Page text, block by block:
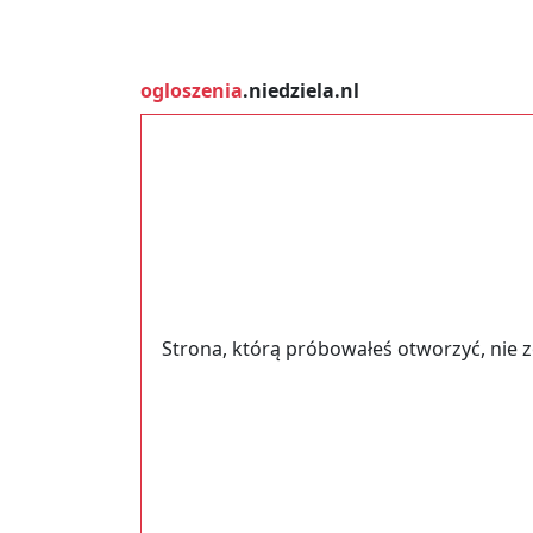
ogloszenia.niedziela.nl
Strona, którą próbowałeś otworzyć, nie